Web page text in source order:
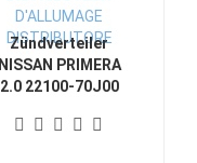
Zündverteiler
NISSAN PRIMERA
2.0 22100-70J00
SPINTEROGENO